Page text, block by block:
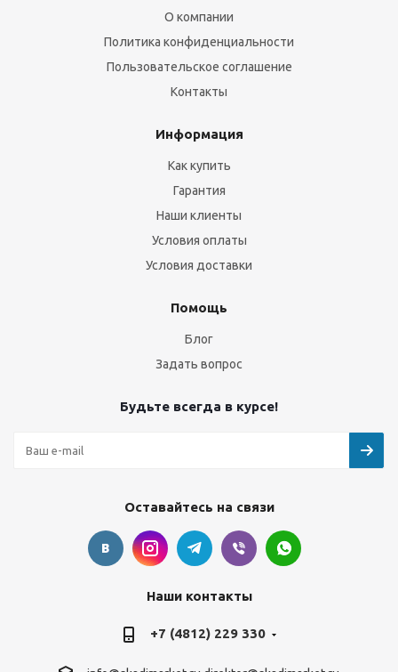
О компании
Политика конфиденциальности
Пользовательское соглашение
Контакты
Информация
Как купить
Гарантия
Наши клиенты
Условия оплаты
Условия доставки
Помощь
Блог
Задать вопрос
Будьте всегда в курсе!
Оставайтесь на связи
Наши контакты
+7 (4812) 229 330